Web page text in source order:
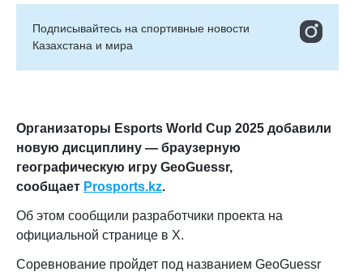
Подписывайтесь на cпортивные новости
Казахстана и мира
Организаторы Esports World Cup 2025 добавили
новую дисциплину — браузерную
географическую игру GeoGuessr,
сообщает Prosports.kz.
Об этом сообщили разработчики проекта на
официальной странице в X.
Соревнование пройдет под названием GeoGuessr